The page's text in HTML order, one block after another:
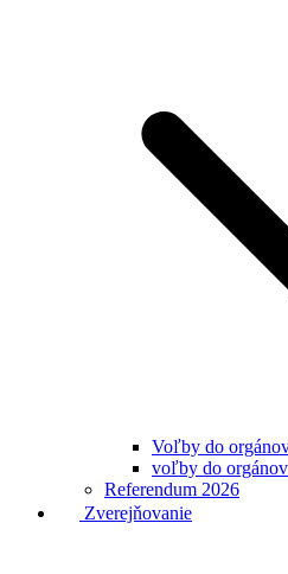
Voľby do
voľby do
Referendum 2026
Zverejňovanie